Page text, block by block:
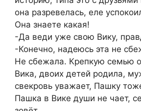
она разревелась, еле
Она знаете какая!
-Да веди уже свою Вику,
-Конечно, надеюсь эта не
Не сбежала. Крепкую семью
Вика, двоих детей родила,
свекровь уважает, Пашку
Пашка в Вике души не чает,